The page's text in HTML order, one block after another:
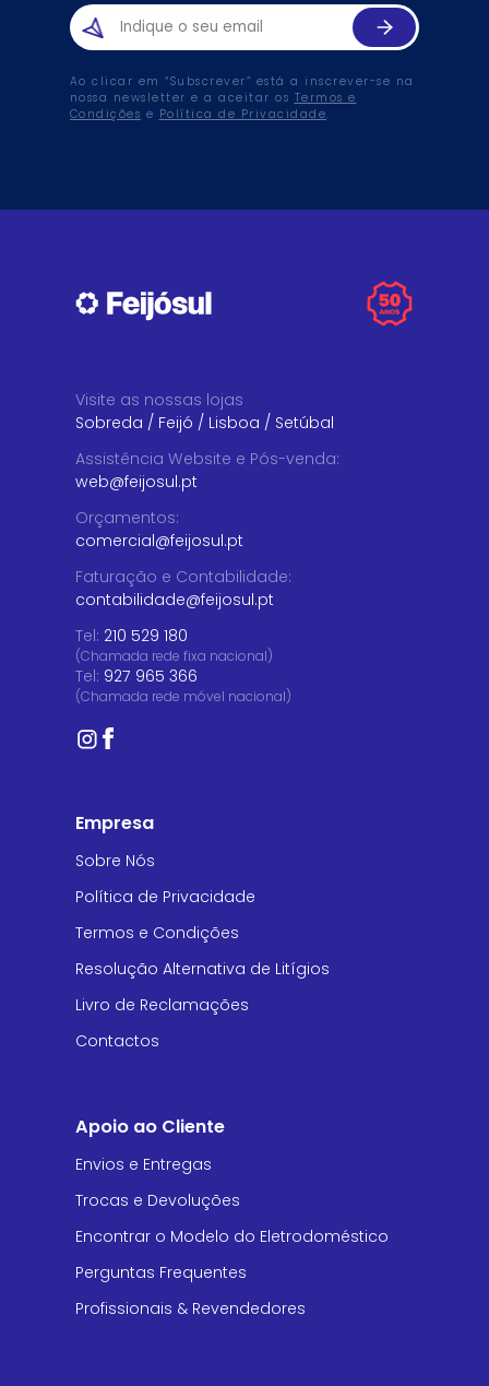
Ao clicar em “Subscrever” está a inscrever-se na
nossa newsletter e a aceitar os Termos e
Condições e Política de Privacidade.
Visite as nossas lojas
Sobreda / Feijó / Lisboa / Setúbal
Assistência Website e Pós-venda:
web@feijosul.pt
Orçamentos:
comercial@feijosul.pt
Faturação e Contabilidade:
contabilidade@feijosul.pt
Tel: 210 529 180
(Chamada rede fixa nacional)
Tel: 927 965 366
(Chamada rede móvel nacional)
Empresa
Sobre Nós
Política de Privacidade
Termos e Condições
Resolução Alternativa de Litígios
Livro de Reclamações
Contactos
Apoio ao Cliente
Envios e Entregas
Trocas e Devoluções
Encontrar o Modelo do Eletrodoméstico
Perguntas Frequentes
Profissionais & Revendedores